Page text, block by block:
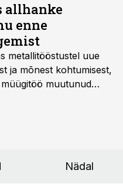
allhanke
enne
metallitööstustel uue
ja mõnest kohtumisest,
muutunud
Nädal